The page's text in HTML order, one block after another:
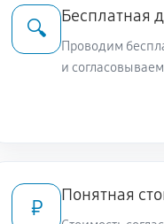
1130 руб
770 руб
🔍
Бесплатная
Проводим
и
₽
Понятная